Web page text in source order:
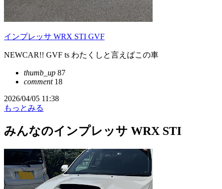
インプレッサ WRX STI GVF
NEWCAR!! GVF ts わたくしと言えばこの車
thumb_up 87
comment18
2026/04/05 11:38
もっとみる
みんなのインプレッサ WRX STI